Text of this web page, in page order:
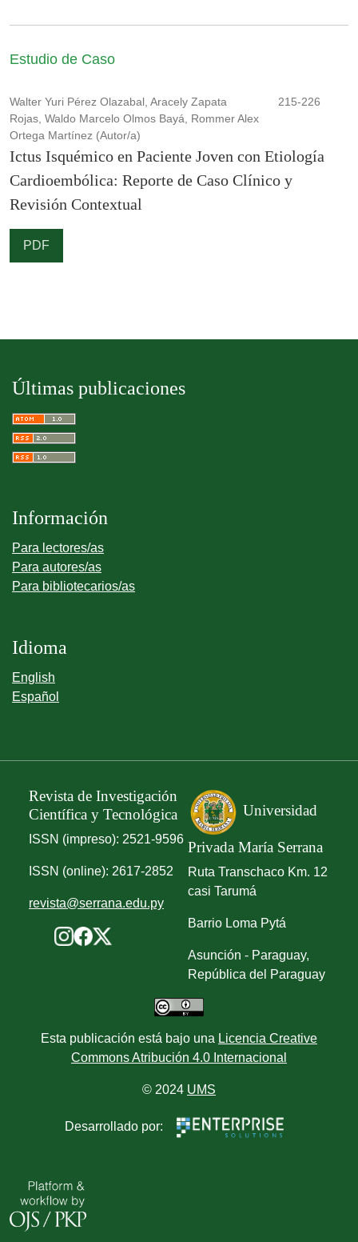
Estudio de Caso
Walter Yuri Pérez Olazabal, Aracely Zapata
Rojas, Waldo Marcelo Olmos Bayá, Rommer Alex
Ortega Martínez (Autor/a)
215-226
Ictus Isquémico en Paciente Joven con Etiología
Cardioembólica: Reporte de Caso Clínico y
Revisión Contextual
PDF
Últimas publicaciones
Información
Para lectores/as
Para autores/as
Para bibliotecarios/as
Idioma
English
Español
Revista de Investigación
Científica y Tecnológica
ISSN (impreso): 2521-9596
ISSN (online): 2617-2852
revista@serrana.edu.py
Universidad
Privada María Serrana
Ruta Transchaco Km. 12
casi Tarumá
Barrio Loma Pytá
Asunción - Paraguay,
República del Paraguay
Esta publicación está bajo una Licencia Creative
Commons Atribución 4.0 Internacional
© 2024 UMS
Desarrollado por: